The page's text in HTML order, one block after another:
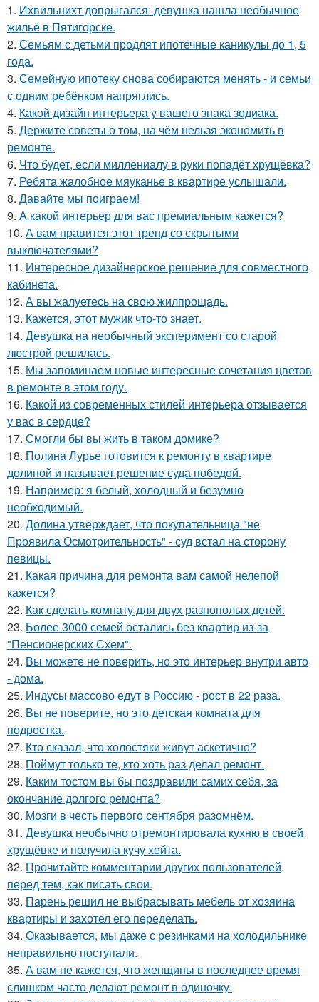
1. Ихвильнихт допрыгался: девушка нашла необычное
жильё в Пятигорске.
2. Семьям с детьми продлят ипотечные каникулы до 1, 5
года.
3. Семейную ипотеку снова собираются менять - и семьи
с одним ребёнком напряглись.
4. Какой дизайн интерьера у вашего знака зодиака.
5. Держите советы о том, на чём нельзя экономить в
ремонте.
6. Что будет, если миллениалу в руки попадёт хрущёвка?
7. Ребята жалобное мяуканье в квартире услышали.
8. Давайте мы поиграем!
9. А какой интерьер для вас премиальным кажется?
10. А вам нравится этот тренд со скрытыми
выключателями?
11. Интересное дизайнерское решение для совместного
кабинета.
12. А вы жалуетесь на свою жилпрощадь.
13. Кажется, этот мужик что-то знает.
14. Девушка на необычный эксперимент со старой
люстрой решилась.
15. Мы запоминаем новые интересные сочетания цветов
в ремонте в этом году.
16. Какой из современных стилей интерьера отзывается
у вас в сердце?
17. Смогли бы вы жить в таком домике?
18. Полина Лурье готовится к ремонту в квартире
долиной и называет решение суда победой.
19. Например: я белый, холодный и безумно
необходимый.
20. Долина утверждает, что покупательница "не
Проявила Осмотрительность" - суд встал на сторону
певицы.
21. Какая причина для ремонта вам самой нелепой
кажется?
22. Как сделать комнату для двух разнополых детей.
23. Более 3000 семей остались без квартир из-за
"Пенсионерских Схем".
24. Вы можете не поверить, но это интерьер внутри авто
- дома.
25. Индусы массово едут в Россию - рост в 22 раза.
26. Вы не поверите, но это детская комната для
подростка.
27. Кто сказал, что холостяки живут аскетично?
28. Поймут только те, кто хоть раз делал ремонт.
29. Каким тостом вы бы поздравили самих себя, за
окончание долгого ремонта?
30. Мозги в честь первого сентября разомнём.
31. Девушка необычно отремонтировала кухню в своей
хрущёвке и получила кучу хейта.
32. Прочитайте комментарии других пользователей,
перед тем, как писать свои.
33. Парень решил не выбрасывать мебель от хозяина
квартиры и захотел его переделать.
34. Оказывается, мы даже с резинками на холодильнике
неправильно поступали.
35. А вам не кажется, что женщины в последнее время
слишком часто делают ремонт в одиночку.